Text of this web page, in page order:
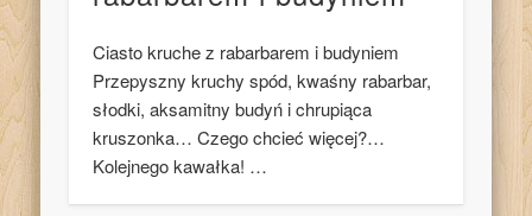
Ciasto kruche z rabarbarem i budyniem
Przepyszny kruchy spód, kwaśny rabarbar,
słodki, aksamitny budyń i chrupiąca
kruszonka… Czego chcieć więcej?…
Kolejnego kawałka! …